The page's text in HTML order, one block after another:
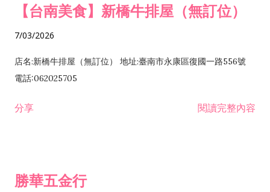
【台南美食】新橋牛排屋（無訂位）
7/03/2026
店名:新橋牛排屋（無訂位） 地址:臺南市永康區復國一路556號
電話:062025705
分享 閱讀完整內容
勝華五金行